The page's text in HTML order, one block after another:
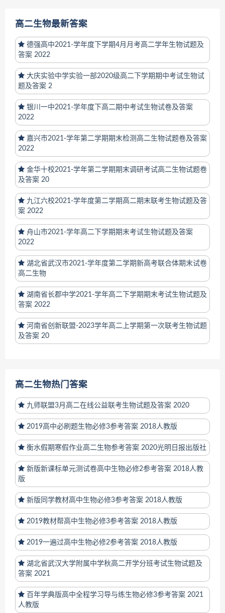
高二生物最新答案
德强高中2021-学年度下学期4月月考高二学年生物试题及
答案 2022
大庆实验中学实验一部2020级高二下学期期中考试生物试
题及答案 2
银川一中2021-学年度下高二期中考试生物试卷及答案
2022
嘉兴市2021-学年第二学期期末检测高二生物试题卷及答案
2022
金华十校2021-学年第二学期期末调研考试高二生物试题卷
及答案 20
九江六校2021-学年度第二学期高二期末联考生物试题及答
案 2022
舟山市2021-学年高二下学期期末考试生物试题及答案
2022
湖北省武汉市2021-学年度第二学期新高考联合体期末试卷
高二生物
湖南省长郡中学2021-学年高二下学期期末考试生物试题及
答案 2022
河南省创新联盟-2023学年高二上学期第一次联考生物试题
及答案 20
高二生物热门答案
九师联盟3月高二在线公益联考生物试题及答案 2020
2019高中必刷题生物必修3参考答案 2018人教版
衡水假期寒假作业高二生物参考答案 2020光明日报出版社
新版新课标单元测试卷高中生物必修2参考答案 2018人教
版
新版同学教材高中生物必修3参考答案 2018人教版
2019教材帮高中生物必修3参考答案 2018人教版
2019一遍过高中生物必修2参考答案 2018人教版
湖北省武汉大学附属中学秋高二开学分班考试生物试题及
答案 2021
百年学典版高中全程学习导与练生物必修3参考答案 2021
人教版